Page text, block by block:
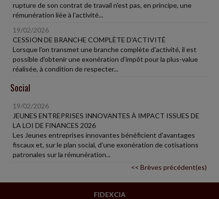
rupture de son contrat de travail n'est pas, en principe, une
rémunération liée à l'activité...
19/02/2026
CESSION DE BRANCHE COMPLÈTE D'ACTIVITÉ
Lorsque l'on transmet une branche complète d'activité, il est
possible d'obtenir une exonération d'impôt pour la plus-value
réalisée, à condition de respecter...
Social
19/02/2026
JEUNES ENTREPRISES INNOVANTES À IMPACT ISSUES DE
LA LOI DE FINANCES 2026
Les Jeunes entreprises innovantes bénéficient d'avantages
fiscaux et, sur le plan social, d'une exonération de cotisations
patronales sur la rémunération...
<< Brèves précédent(es)
FIDEXCIA